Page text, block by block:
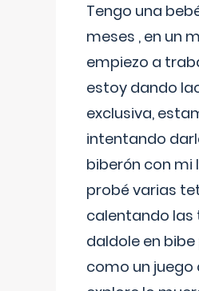
Tengo una
meses , en un
empiezo a
estoy dando
exclusiva,
intentando
biberón con mi
probé varias
calentando las
daldole en
como un juego